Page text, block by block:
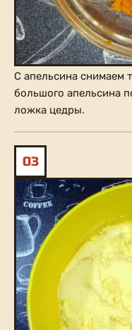
С апельсина снимаем
большого апельсина
ложка цедры.
03